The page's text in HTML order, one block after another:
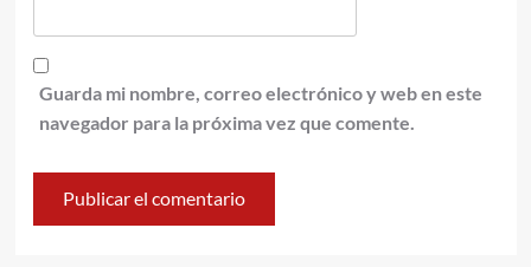
Guarda mi nombre, correo electrónico y web en este
navegador para la próxima vez que comente.